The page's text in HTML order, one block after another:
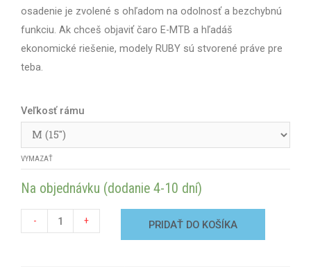
osadenie je zvolené s ohľadom na odolnosť a bezchybnú
funkciu. Ak chceš objaviť čaro E-MTB a hľadáš
ekonomické riešenie, modely RUBY sú stvorené práve pre
teba.
Veľkosť rámu
VYMAZAŤ
Na objednávku (dodanie 4-10 dní)
- + PRIDAŤ DO KOŠÍKA